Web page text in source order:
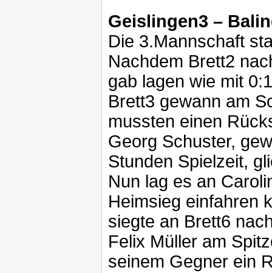
Geislingen3 –
Die 3.Mannschaft
Nachdem Brett2
gab lagen wie mit
Brett3 gewann am
mussten einen
Georg Schuster,
Stunden Spielzeit,
Nun lag es an
Heimsieg einfahren
siegte an Brett6
Felix Müller am
seinem Gegner ein